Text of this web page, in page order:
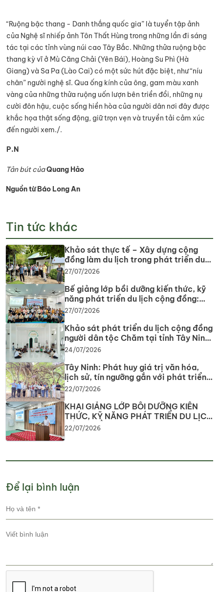
“Ruộng bậc thang - Danh thắng quốc gia” là tuyển tập ảnh
của Nghệ sĩ nhiếp ảnh Tôn Thất Hùng trong những lần đi sáng
tác tại các tỉnh vùng núi cao Tây Bắc. Những thửa ruộng bậc
thang kỳ vĩ ở Mù Căng Chải (Yên Bái), Hoàng Su Phì (Hà
Giang) và Sa Pa (Lào Cai) có một sức hút đặc biệt, như “níu
chân” người nghệ sĩ. Qua ống kính của ông, gam màu xanh
vàng của những thửa ruộng uốn lượn bên triền đồi, những nụ
cười đôn hậu, cuộc sống hiền hòa của người dân nơi đây được
khắc họa thật sống động, giữ trọn vẹn và truyền tải cảm xúc
đến người xem./.
P.N
Tản bút củaQuang Hảo
Nguồn từ Báo Long An
Tin tức khác
Khảo sát thực tế – Xây dựng cộng
đồng làm du lịch trong phát triển du
lịch cộng đồng tại tỉnh Tây Ninh
27/07/2026
Bế giảng lớp bồi dưỡng kiến thức, kỹ
năng phát triển du lịch cộng đồng:
Gắn lý thuyết với thực tiễn, lan tỏa tư
27/07/2026
Khảo sát phát triển du lịch cộng đồng
người dân tộc Chăm tại tỉnh Tây Ninh
năm 2026
24/07/2026
Tây Ninh: Phát huy giá trị văn hóa,
lịch sử, tín ngưỡng gắn với phát triển
du lịch
22/07/2026
KHAI GIẢNG LỚP BỒI DƯỠNG KIẾN
THỨC, KỸ NĂNG PHÁT TRIỂN DU LỊCH
CỘNG ĐỒNG Nâng cao năng lực
22/07/2026
Để lại bình luận